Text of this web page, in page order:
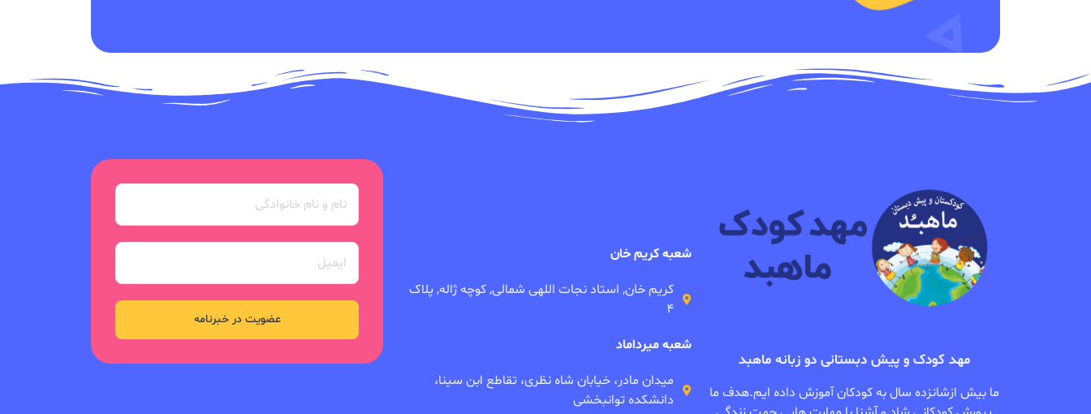
مهد کودک و پیش دبستانی دو زبانه ماهبد
ما بیش ازشانزده سال به کودکان آموزش داده ایم.هدف ما
شعبه کریم خان
کریم خان, استاد نجات اللهی شمالی, کوچه ژاله, پلاک
۴
شعبه میرداماد
میدان مادر، خیابان شاه نظری، تقاطع ابن سینا،
دانشکده توانبخشی
عضویت در خبرنامه